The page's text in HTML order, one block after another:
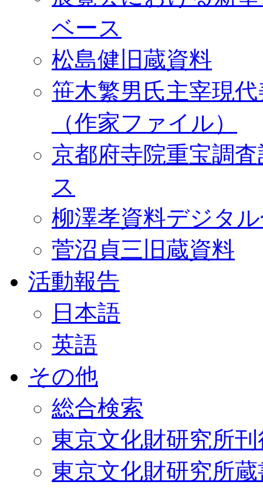
ベース
松島健旧蔵資料
笹木繁男氏主宰現
（作家ファイル）
京都府寺院重宝調
ス
柳澤孝資料デジタ
菅沼貞三旧蔵資料
活動報告
日本語
英語
その他
総合検索
東京文化財研究所
東京文化財研究所